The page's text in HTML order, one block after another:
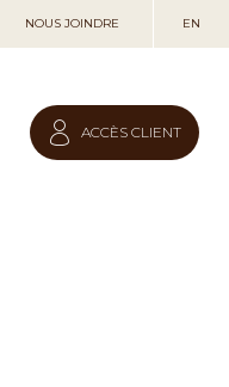
NOUS JOINDRE EN
ACCÈS CLIENT